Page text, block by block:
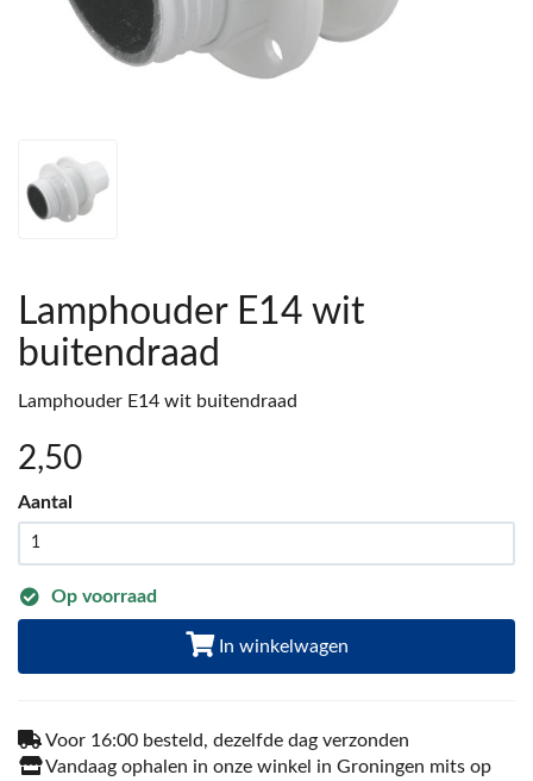
Lamphouder E14 wit
buitendraad
Lamphouder E14 wit buitendraad
2,50
Aantal
Op voorraad
In winkelwagen
Voor 16:00 besteld, dezelfde dag verzonden
Vandaag ophalen in onze winkel in Groningen mits op